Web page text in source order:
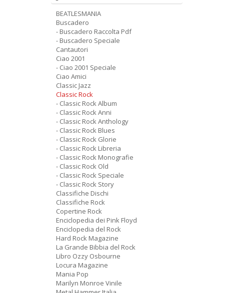
BEATLESMANIA
Buscadero
- Buscadero Raccolta Pdf
- Buscadero Speciale
Cantautori
Ciao 2001
- Ciao 2001 Speciale
Ciao Amici
Classic Jazz
Classic Rock
- Classic Rock Album
- Classic Rock Anni
- Classic Rock Anthology
- Classic Rock Blues
- Classic Rock Glorie
- Classic Rock Libreria
- Classic Rock Monografie
- Classic Rock Old
- Classic Rock Speciale
- Classic Rock Story
Classifiche Dischi
Classifiche Rock
Copertine Rock
Enciclopedia dei Pink Floyd
Enciclopedia del Rock
Hard Rock Magazine
La Grande Bibbia del Rock
Libro Ozzy Osbourne
Locura Magazine
Mania Pop
Marilyn Monroe Vinile